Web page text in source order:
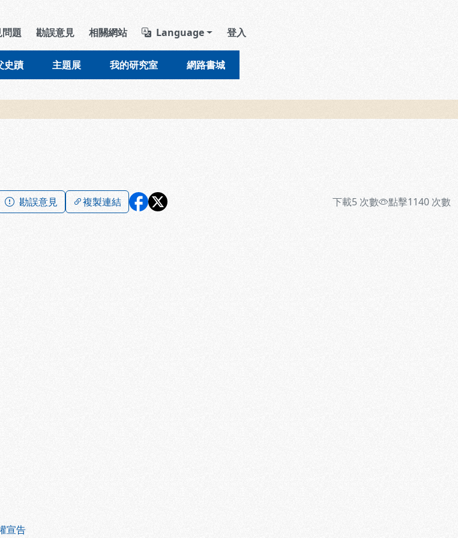
導覽列區塊
題 勘誤意見 相關網站 Language 登入
史蹟 主題展 我的研究室 網路書城
勘誤意見 複製連結 下載5 次數 點擊1140 次數
宣告